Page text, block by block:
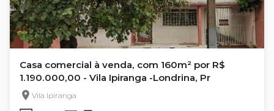
Casa comercial à venda, com 160m² por R$
1.190.000,00 - Vila Ipiranga -Londrina, Pr
Vila Ipiranga